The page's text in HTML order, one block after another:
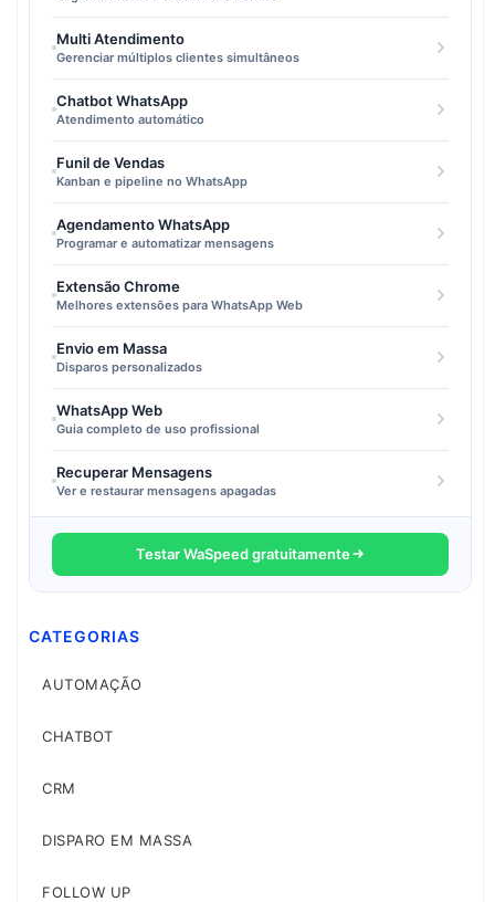
Multi Atendimento
Gerenciar múltiplos clientes simultâneos
Chatbot WhatsApp
Atendimento automático
Funil de Vendas
Kanban e pipeline no WhatsApp
Agendamento WhatsApp
Programar e automatizar mensagens
Extensão Chrome
Melhores extensões para WhatsApp Web
Envio em Massa
Disparos personalizados
WhatsApp Web
Guia completo de uso profissional
Recuperar Mensagens
Ver e restaurar mensagens apagadas
Testar WaSpeed gratuitamente
CATEGORIAS
AUTOMAÇÃO
CHATBOT
CRM
DISPARO EM MASSA
FOLLOW UP